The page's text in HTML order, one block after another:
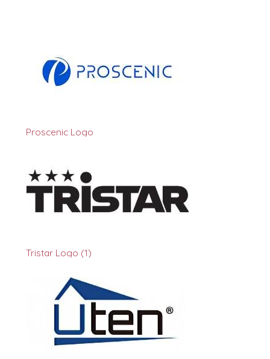
Proscenic Logo
Tristar Logo (1)